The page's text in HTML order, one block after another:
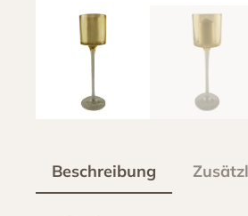
Beschreibung